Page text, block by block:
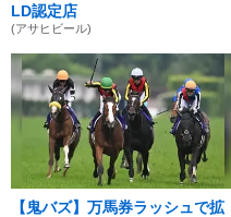
LD認定店
(アサヒビール)
【鬼バズ】万馬券ラッシュで拡